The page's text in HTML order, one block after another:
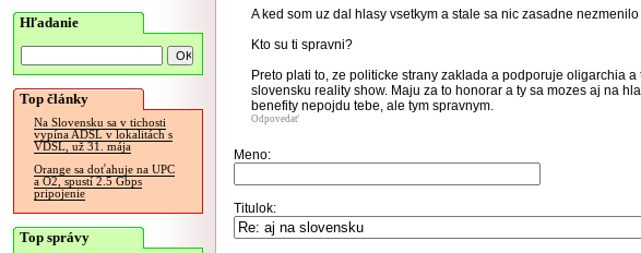
Hľadanie
Top články
Na Slovensku sa v tichosti
vypína ADSL v lokalitách s
VDSL, už 31. mája
Orange sa doťahuje na UPC
a O2, spustí 2.5 Gbps
pripojenie
Top správy
A ked som uz dal hlasy vsetkym a stale sa nic zasadne
Kto su ti spravni?
Preto plati to, ze politicke strany zaklada a podporuje oligarchia a
slovensku reality show. Maju za to honorar a ty sa mozes aj na
benefity nepojdu tebe, ale tym spravnym.
Odpovedať
Meno:
Titulok: